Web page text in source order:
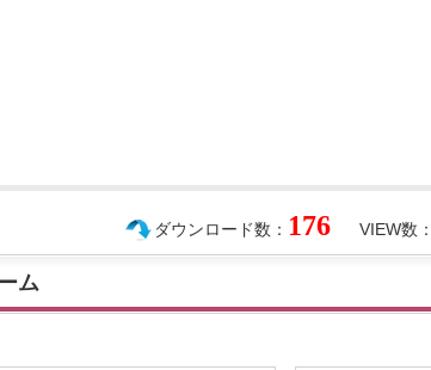
VIEW数：
ダウンロード数： 176
ム